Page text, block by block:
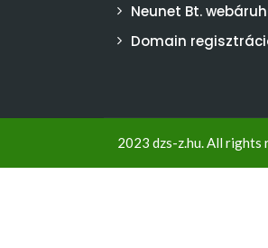
Neunet Bt.
Domain
2023 dzs-z.hu. All rights